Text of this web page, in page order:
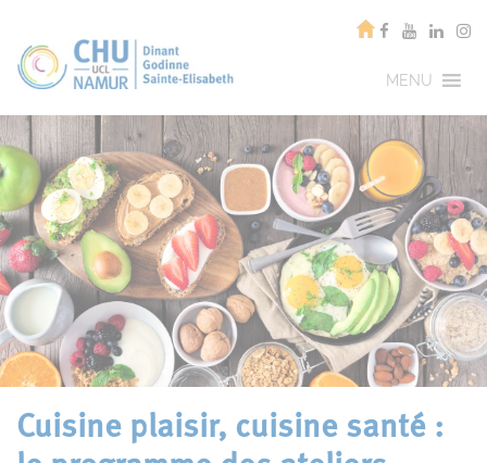
MENU
Cuisine plaisir, cuisine santé :